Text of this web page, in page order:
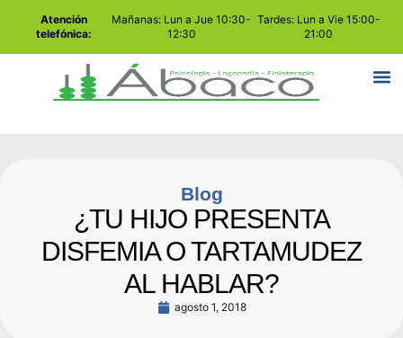
Atención
telefónica:
Mañanas: Lun a Jue 10:30-
12:30
Tardes: Lun a Vie 15:00-
21:00
Blog
¿TU HIJO PRESENTA
DISFEMIA O TARTAMUDEZ
AL HABLAR?
agosto 1, 2018